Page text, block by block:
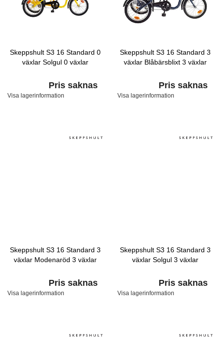
Skeppshult S3 16 Standard 0
växlar Solgul 0 växlar
Pris saknas
Visa lagerinformation
Skeppshult S3 16 Standard 3
växlar Blåbärsblixt 3 växlar
Pris saknas
Visa lagerinformation
Skeppshult S3 16 Standard 3
växlar Modenaröd 3 växlar
Pris saknas
Visa lagerinformation
Skeppshult S3 16 Standard 3
växlar Solgul 3 växlar
Pris saknas
Visa lagerinformation